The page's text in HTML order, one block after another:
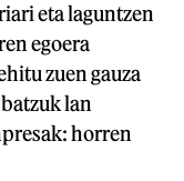
eta laguntzen
egoera
zuen gauza
lan
horren